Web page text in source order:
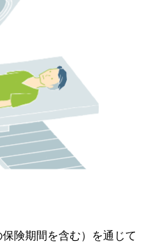
険期間を含む）を通じて